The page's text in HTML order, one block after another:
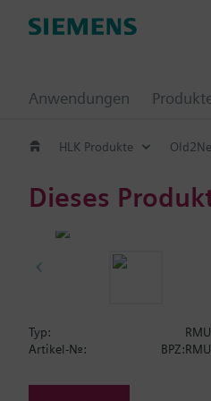
Anwendungen
HLK Produkte
Dieses
Typ:
Artikel-Nr.: